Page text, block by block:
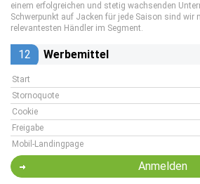
einem erfolgreichen und stetig wachsenden
Schwerpunkt auf Jacken für jede Saison sind wir
relevantesten Händler im Segment.
12 Werbemittel
Start
Stornoquote
Cookie
Freigabe
Mobil-Landingpage
Anmelden